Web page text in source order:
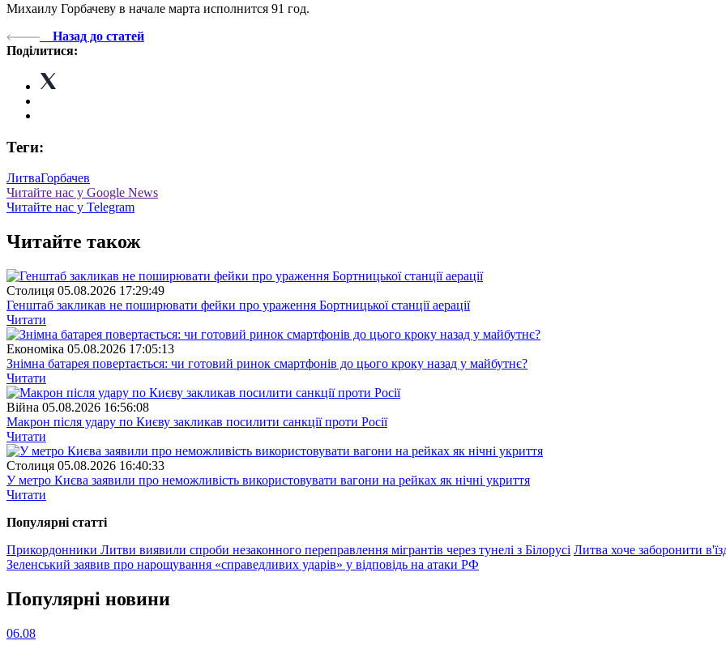
Михаилу Горбачеву в начале марта исполнится 91 год.
Назад до статей
Поділитися:
Теги:
ЛитваГорбачев
Читайте нас у Google News
Читайте нас у Telegram
Читайте також
Столиця 05.08.2026 17:29:49
Генштаб закликав не поширювати фейки про ураження Бортницької станції аерації
Читати
Економіка 05.08.2026 17:05:13
Знімна батарея повертається: чи готовий ринок смартфонів до цього кроку назад у майбутнє?
Читати
Війна 05.08.2026 16:56:08
Макрон після удару по Києву закликав посилити санкції проти Росії
Читати
Столиця 05.08.2026 16:40:33
У метро Києва заявили про неможливість використовувати вагони на рейках як нічні укриття
Читати
Популярнi статтi
Прикордонники Литви виявили спроби незаконного переправлення мігрантів через тунелі з Білорусі Литва хоче заборонити
Зеленський заявив про нарощування «справедливих ударів» у відповідь на атаки РФ
Популярнi новини
06.08